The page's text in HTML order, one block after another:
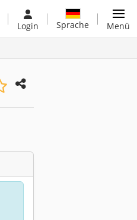
Login Sprache Menü